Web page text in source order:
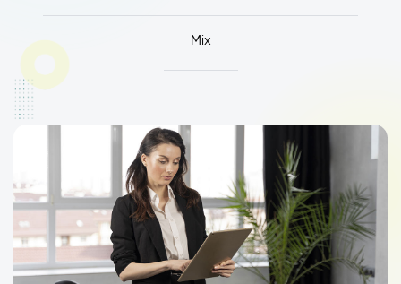
Mix